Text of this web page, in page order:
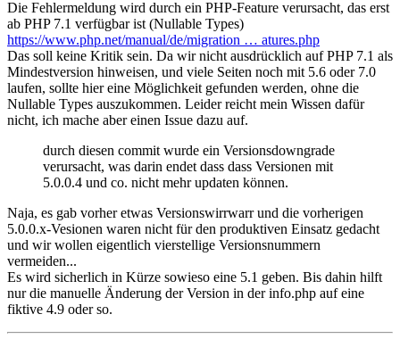
Die Fehlermeldung wird durch ein PHP-Feature verursacht, das erst
ab PHP 7.1 verfügbar ist (Nullable Types)
https://www.php.net/manual/de/migration … atures.php
Das soll keine Kritik sein. Da wir nicht ausdrücklich auf PHP 7.1 als
Mindestversion hinweisen, und viele Seiten noch mit 5.6 oder 7.0
laufen, sollte hier eine Möglichkeit gefunden werden, ohne die
Nullable Types auszukommen. Leider reicht mein Wissen dafür
nicht, ich mache aber einen Issue dazu auf.
durch diesen commit wurde ein Versionsdowngrade
verursacht, was darin endet dass dass Versionen mit
5.0.0.4 und co. nicht mehr updaten können.
Naja, es gab vorher etwas Versionswirrwarr und die vorherigen
5.0.0.x-Vesionen waren nicht für den produktiven Einsatz gedacht
und wir wollen eigentlich vierstellige Versionsnummern
vermeiden...
Es wird sicherlich in Kürze sowieso eine 5.1 geben. Bis dahin hilft
nur die manuelle Änderung der Version in der info.php auf eine
fiktive 4.9 oder so.